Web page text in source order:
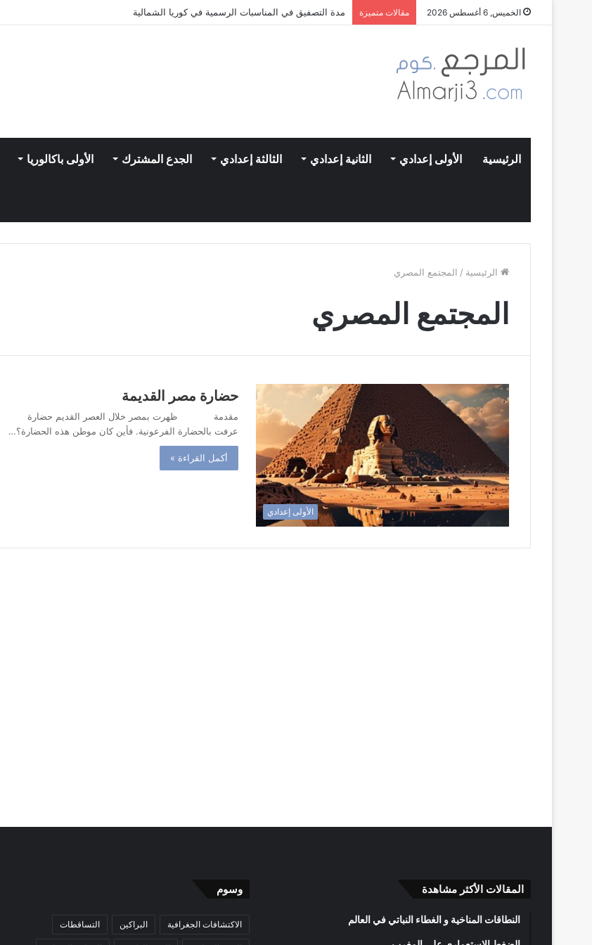
الخميس, 6 أغسطس 2026 مقالات متميزة مدة التصفيق في المناسبات الرسمية في كوريا الشمالية
الرئيسية الأولى إعدادي الثانية إعدادي الثالثة إعدادي الجدع المشترك الأولى باكالوريا
الرئيسية / المجتمع المصري
المجتمع المصري
الأولى إعدادي
حضارة مصر القديمة
مقدمة ظهرت بمصر خلال العصر القديم حضارة
عرفت بالحضارة الفرعونية. فأين كان موطن هذه الحضارة؟…
أكمل القراءة »
المقالات الأكثر مشاهدة
النطاقات المناخية و الغطاء النباتي في العالم
وسوم
الاكتشافات الجغرافية البراكين التساقطات